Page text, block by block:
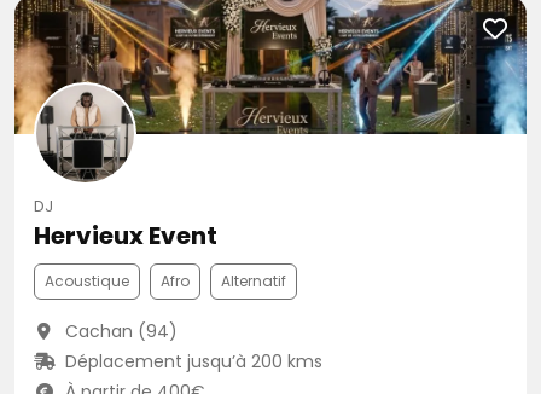
DJ
Hervieux Event
Acoustique Afro Alternatif
Cachan (94)
Déplacement jusqu’à 200 kms